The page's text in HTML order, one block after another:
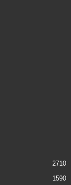
2710
1590